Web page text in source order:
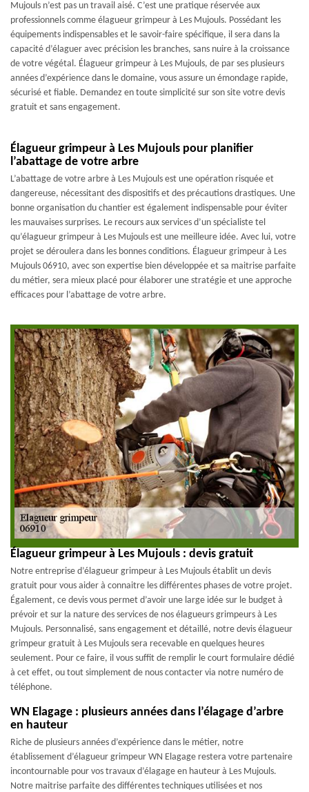
Mujouls n’est pas un travail aisé. C’est une pratique réservée aux
professionnels comme élagueur grimpeur à Les Mujouls. Possédant les
équipements indispensables et le savoir-faire spécifique, il sera dans la
capacité d’élaguer avec précision les branches, sans nuire à la croissance
de votre végétal. Élagueur grimpeur à Les Mujouls, de par ses plusieurs
années d’expérience dans le domaine, vous assure un émondage rapide,
sécurisé et fiable. Demandez en toute simplicité sur son site votre devis
gratuit et sans engagement.
Élagueur grimpeur à Les Mujouls pour planifier
l’abattage de votre arbre
L’abattage de votre arbre à Les Mujouls est une opération risquée et
dangereuse, nécessitant des dispositifs et des précautions drastiques. Une
bonne organisation du chantier est également indispensable pour éviter
les mauvaises surprises. Le recours aux services d’un spécialiste tel
qu’élagueur grimpeur à Les Mujouls est une meilleure idée. Avec lui, votre
projet se déroulera dans les bonnes conditions. Élagueur grimpeur à Les
Mujouls 06910, avec son expertise bien développée et sa maitrise parfaite
du métier, sera mieux placé pour élaborer une stratégie et une approche
efficaces pour l’abattage de votre arbre.
Élagueur grimpeur à Les Mujouls : devis gratuit
Notre entreprise d’élagueur grimpeur à Les Mujouls établit un devis
gratuit pour vous aider à connaitre les différentes phases de votre projet.
Également, ce devis vous permet d’avoir une large idée sur le budget à
prévoir et sur la nature des services de nos élagueurs grimpeurs à Les
Mujouls. Personnalisé, sans engagement et détaillé, notre devis élagueur
grimpeur gratuit à Les Mujouls sera recevable en quelques heures
seulement. Pour ce faire, il vous suffit de remplir le court formulaire dédié
à cet effet, ou tout simplement de nous contacter via notre numéro de
téléphone.
WN Elagage : plusieurs années dans l’élagage d’arbre
en hauteur
Riche de plusieurs années d’expérience dans le métier, notre
établissement d’élagueur grimpeur WN Elagage restera votre partenaire
incontournable pour vos travaux d’élagage en hauteur à Les Mujouls.
Notre maitrise parfaite des différentes techniques utilisées et nos